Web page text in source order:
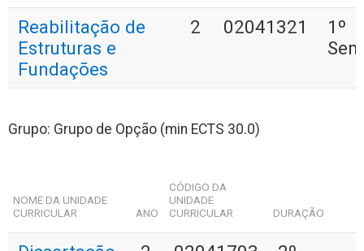
Reabilitação de
Estruturas e
Fundações
2 02041321
1º
Grupo: Grupo de Opção (min ECTS 30.0)
NOME DA UNIDADE
CURRICULAR
ANO
CÓDIGO DA
UNIDADE
CURRICULAR
DURAÇÃO